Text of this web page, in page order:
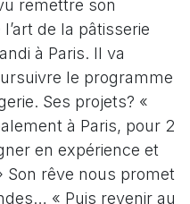
remettre son
de la pâtisserie
à Paris. Il va
le programme
Ses projets? «
à Paris, pour 2
en expérience et
rêve nous promet
« Puis revenir au